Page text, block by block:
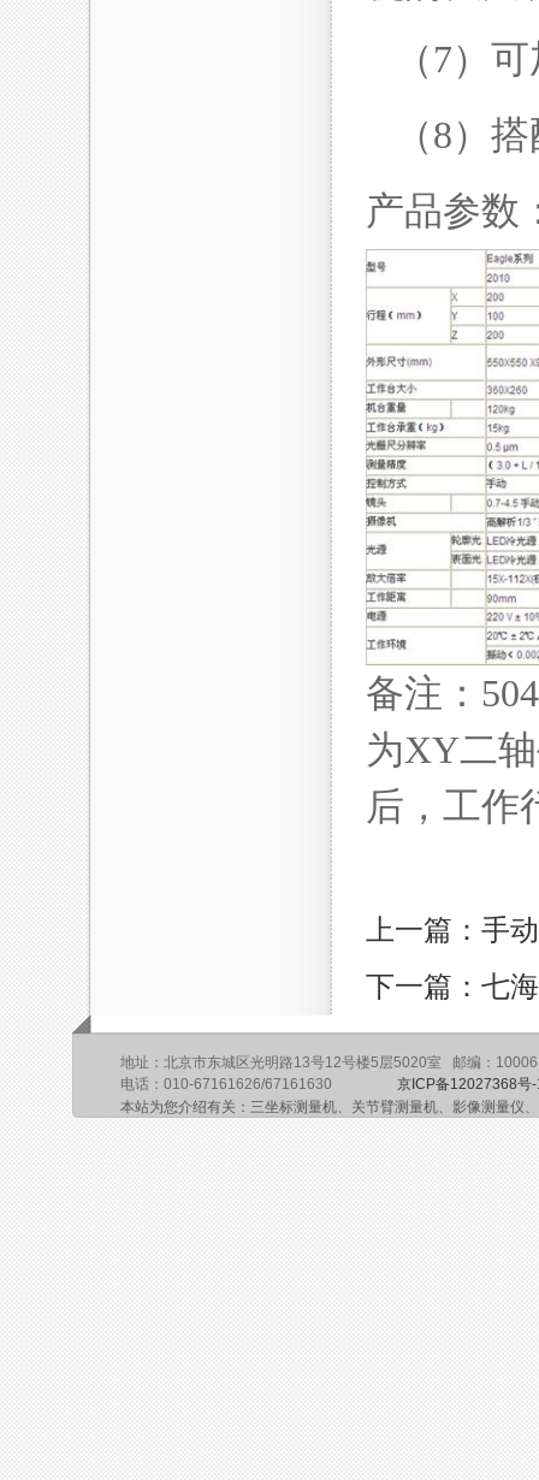
（7）可
（8）搭
产品参数
备注：
为XY二
后，工作
上一篇：手
下一篇：七
地址：北京市东城区光明路13号12号楼5层5020室 邮编：
电话：010-67161626/67161630 京ICP备12027368号
本站为您介绍有关：三坐标测量机、关节臂测量机、影像测量仪